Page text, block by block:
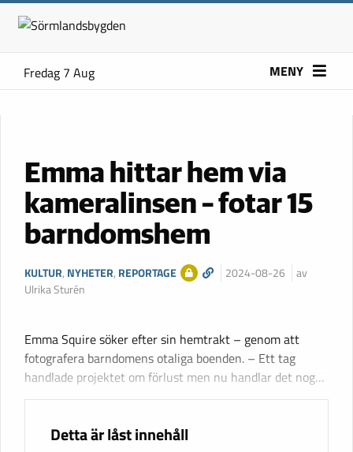
Fredag 7 Aug MENY
Emma hittar hem via
kameralinsen – fotar 15
barndomshem
KULTUR, NYHETER, REPORTAGE 2024-08-26
av
Ulrika Sturén
Emma Squire söker efter sin hemtrakt – genom att
fotografera barndomens otaliga boenden. – Ett tag
handlade projektet om förlust men nu handlar det nog…
Detta är låst innehåll